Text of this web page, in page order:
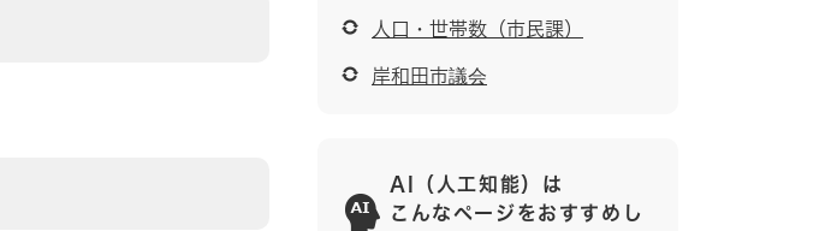
人口・世帯数（市民課）
岸和田市議会
AI（人工知能）は
こんなページをおすすめし